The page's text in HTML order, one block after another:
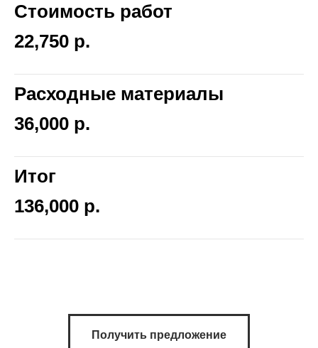
Стоимость работ
22,750 р.
Расходные материалы
36,000 р.
Итог
136,000 р.
Получить предложение